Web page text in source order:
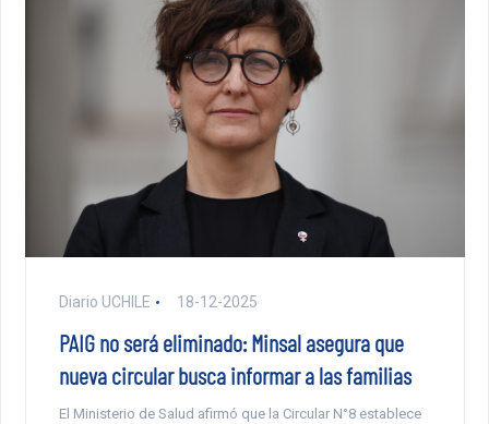
Diario UCHILE 18-12-2025
PAIG no será eliminado: Minsal asegura que
nueva circular busca informar a las familias
El Ministerio de Salud afirmó que la Circular N°8 establece